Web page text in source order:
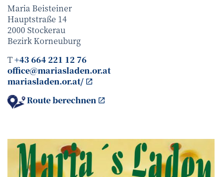
Maria Beisteiner
Hauptstraße 14
2000 Stockerau
BezirkKorneuburg
T+43 664 221 12 76
office@mariasladen.or.at
mariasladen.or.at/
Route berechnen